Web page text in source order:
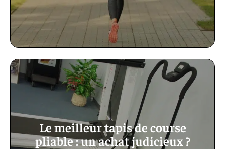
Le meilleur tapis de course
pliable : un achat judicieux ?